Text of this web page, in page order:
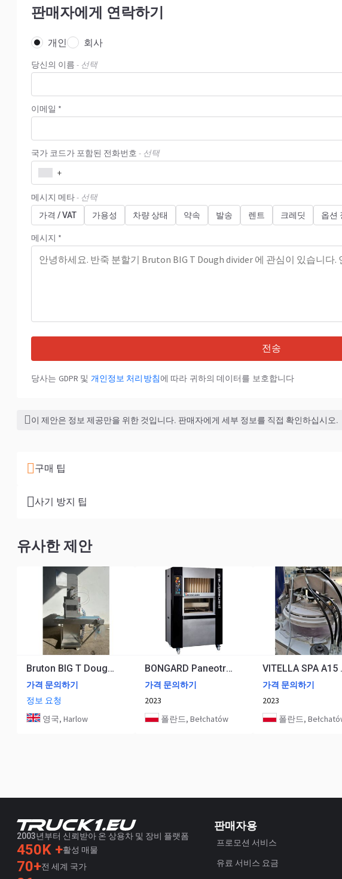
판매자에게 연락하기
개인 회사
당신의 이름 - 선택
이메일 *
국가 코드가 포함된 전화번호 - 선택
+
메시지 메타- 선택
가격 / VAT 가용성 차량 상태 약속 발송 렌트 크레딧 옵션
메시지 *
전송
당사는 GDPR 및 개인정보 처리방침에 따라 귀하의 데이터를 보호합니다
이 제안은 정보 제공만을 위한 것입니다. 판매자에게 세부 정보를 직접 확인하십시오.
구매 팁
사기 방지 팁
유사한 제안
Bruton BIG T Dough Divider
가격 문의하기
정보 요청
영국, Harlow
BONGARD Paneotrad Evo Dough Divider
가격 문의하기
2023
폴란드, Bełchatów
가격 문의하기
2023
폴란드,
2003년부터 신뢰받아 온 상용차 및 장비 플랫폼
450K +활성 매물
70+전 세계 국가
판매자용
프로모션 서비스
유료 서비스 요금